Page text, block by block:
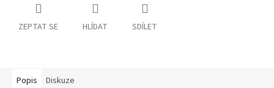
ZEPTAT SE HLÍDAT SDÍLET
Popis Diskuze